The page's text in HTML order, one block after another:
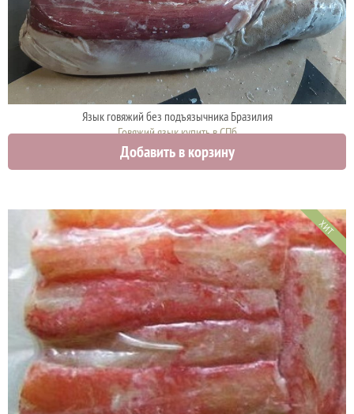
Язык говяжий без подъязычника Бразилия
Говяжий язык купить в СПб
1290 руб.
Добавить в корзину
ХИТ